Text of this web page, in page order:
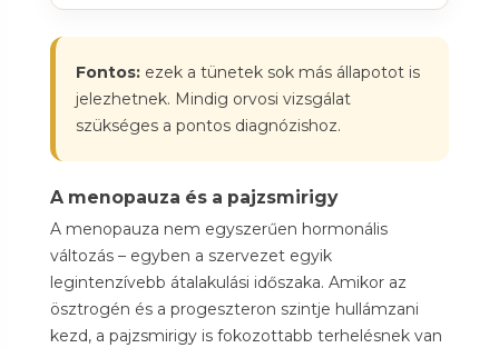
Fontos: ezek a tünetek sok más állapotot is
jelezhetnek. Mindig orvosi vizsgálat
szükséges a pontos diagnózishoz.
A menopauza és a pajzsmirigy
A menopauza nem egyszerűen hormonális
változás – egyben a szervezet egyik
legintenzívebb átalakulási időszaka. Amikor az
ösztrogén és a progeszteron szintje hullámzani
kezd, a pajzsmirigy is fokozottabb terhelésnek van